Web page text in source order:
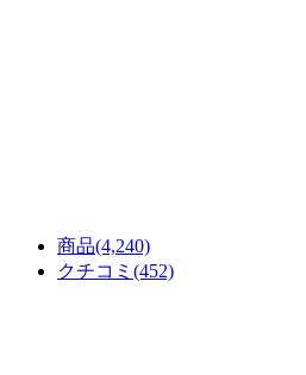
商品(4,240)
クチコミ (452)